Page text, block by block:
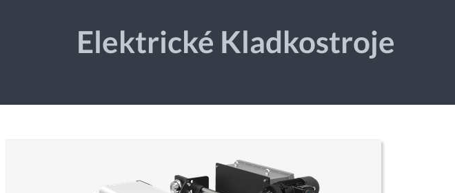
Elektrické Kladkostroje